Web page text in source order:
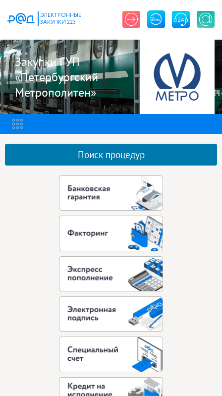
ЭЛЕКТРОННЫЕ
ЗАКУПКИ 223
Закупки ГУП
«Петербургский
Метрополитен»
Поиск процедур